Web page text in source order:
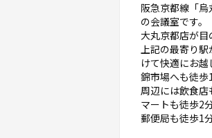
阪急京都線「
の会議室です。
大丸京都店が目
上記の最寄り
けて快適にお越
錦市場へも徒歩
周辺には飲食
マートも徒歩2分
郵便局も徒歩1